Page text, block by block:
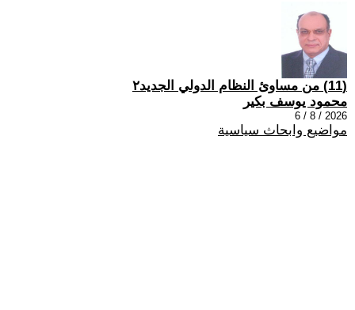
(11) من مساوئ النظام الدولي الجديد٢
محمود يوسف بكير
2026 / 8 / 6
مواضيع وابحاث سياسية